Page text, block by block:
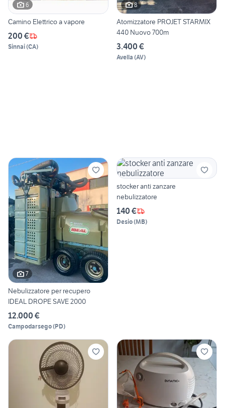
6
Camino Elettrico a vapore
200 €
Sinnai(CA)
8
Atomizzatore PROJET STARMIX
440 Nuovo 700m
3.400 €
Avella (AV)
7
Nebulizzatore per recupero
IDEAL DROPE SAVE 2000
12.000 €
Campodarsego(PD)
stocker anti zanzare
nebulizzatore
140 €
Desio(MB)